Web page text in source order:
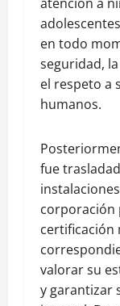
en todo
seguridad,
el respeto a
humanos.
fue
corporación
certificación
valorar su
y garantizar